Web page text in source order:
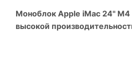
Моноблок Apple iMac 24"
высокой